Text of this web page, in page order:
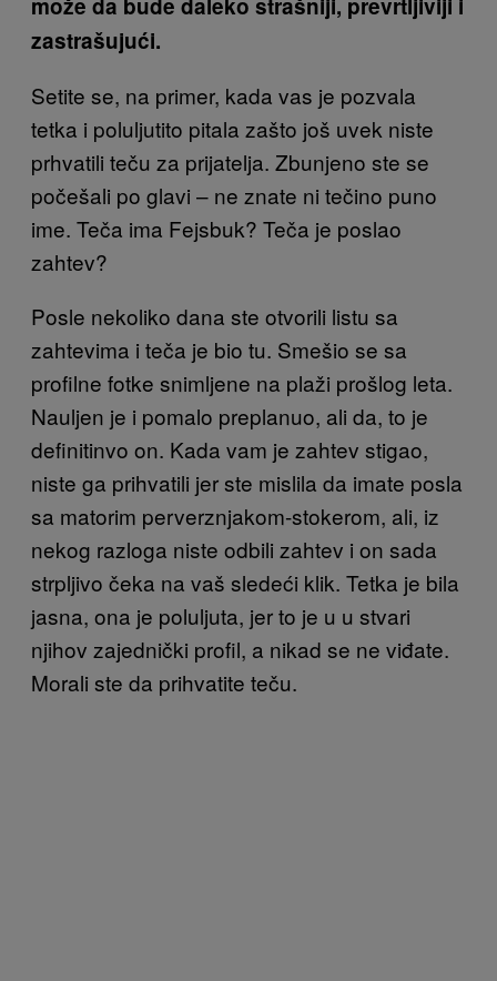
zastrašujući.
Setite se, na primer, kada vas je pozvala
tetka i poluljutito pitala zašto još uvek niste
prhvatili teču za prijatelja. Zbunjeno ste se
počešali po glavi – ne znate ni tečino puno
ime. Teča ima Fejsbuk? Teča je poslao
zahtev?
Posle nekoliko dana ste otvorili listu sa
zahtevima i teča je bio tu. Smešio se sa
profilne fotke snimljene na plaži prošlog leta.
Nauljen je i pomalo preplanuo, ali da, to je
definitinvo on. Kada vam je zahtev stigao,
niste ga prihvatili jer ste mislila da imate posla
sa matorim perverznjakom-stokerom, ali, iz
nekog razloga niste odbili zahtev i on sada
strpljivo čeka na vaš sledeći klik. Tetka je bila
jasna, ona je poluljuta, jer to je u u stvari
njihov zajednički profil, a nikad se ne viđate.
Morali ste da prihvatite teču.